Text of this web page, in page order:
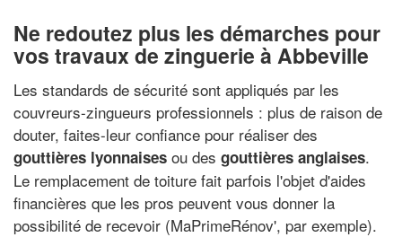
Ne redoutez plus les démarches pour
vos travaux de zinguerie à Abbeville
Les standards de sécurité sont appliqués par les
couvreurs-zingueurs professionnels : plus de raison de
douter, faites-leur confiance pour réaliser des
gouttières lyonnaises ou des gouttières anglaises.
Le remplacement de toiture fait parfois l'objet d'aides
financières que les pros peuvent vous donner la
possibilité de recevoir (MaPrimeRénov', par exemple).